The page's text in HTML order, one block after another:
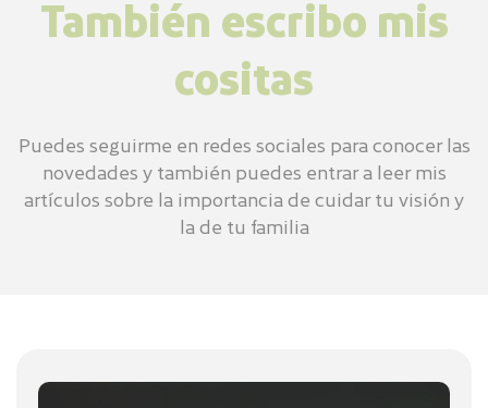
También escribo mis
cositas
Puedes seguirme en redes sociales para conocer las
novedades y también puedes entrar a leer mis
artículos sobre la importancia de cuidar tu visión y
la de tu familia